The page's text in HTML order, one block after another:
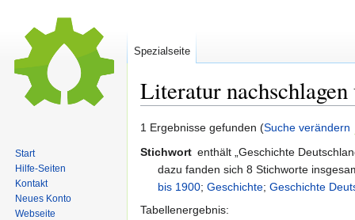
Literatur nachschlagen
Zur
Zur
1 Ergebnisse gefunden (Suche verändern
Stichwort enthält „Geschichte
dazu fanden sich 8 Stichworte
bis 1900;Geschichte;Geschichte
Tabellenergebnis:
Spezialseite
Start
Hilfe-Seiten
Kontakt
Neues Konto
Webseite